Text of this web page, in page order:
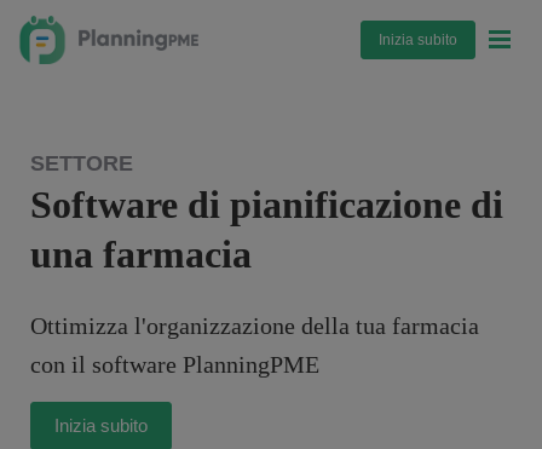
Inizia subito
SETTORE
Software di pianificazione di
una farmacia
Ottimizza l'organizzazione della tua farmacia
con il software PlanningPME
Inizia subito